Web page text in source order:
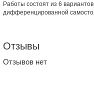
Работы состоят из 6
дифференцированной
Отзывы
Отзывов нет